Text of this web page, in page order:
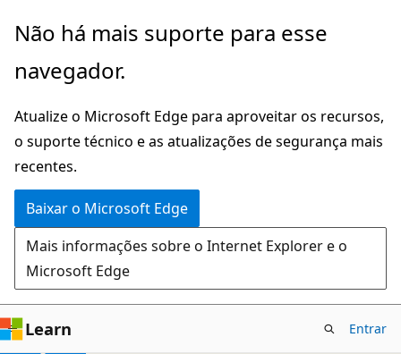
Pular
o
principal
Não há mais suporte para esse
navegador.
Atualize o Microsoft Edge para aproveitar os recursos,
o suporte técnico e as atualizações de segurança mais
recentes.
Baixar o Microsoft Edge
Mais informações sobre o Internet Explorer e o
Microsoft Edge
Learn Entrar